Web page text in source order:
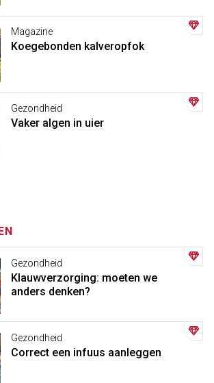
Magazine
Koegebonden kalveropfok
Gezondheid
Vaker algen in uier
Gezondheid
Klauwverzorging: moeten we
anders denken?
Gezondheid
Correct een infuus aanleggen